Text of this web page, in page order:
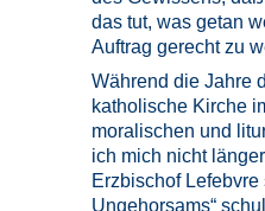
das tut, was getan
Auftrag gerecht zu
Während die Jahre
katholische Kirche
moralischen und
ich mich nicht
Erzbischof Lefebvre
Ungehorsams“